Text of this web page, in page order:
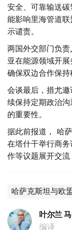
安全、可靠输送
能影响里海管道
示谴责。
两国外交部门负
亚在能源领域开
确保双边合作保持
会谈最后，措尤
续保持定期政治
的重要性。
据此前报道， 哈
在塔什干举行商
作等议题展开交流
哈萨克斯坦与欧
叶尔兰
编译